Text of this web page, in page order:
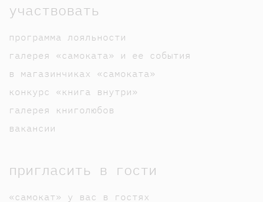
участвовать
программа лояльности
галерея «самоката» и ее события
в магазинчиках «самоката»
конкурс «книга внутри»
галерея книголюбов
вакансии
пригласить в гости
«самокат» у вас в гостях